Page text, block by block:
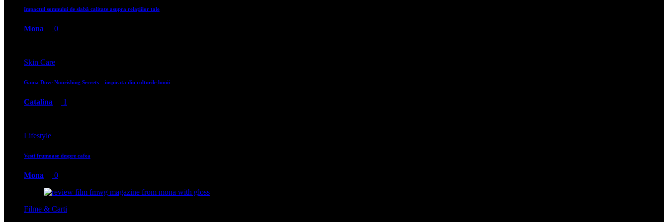
Impactul somnului de slabă calitate asupra relațiilor tale
Mona 0
Skin Care
Gama Dove Nourishing Secrets – inspirata din colturile lumii
Catalina 1
Lifestyle
Vesti frumoase despre cafea
Mona 0
Filme & Carti